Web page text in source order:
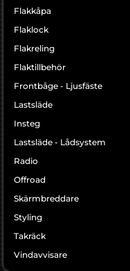
Flakkåpa
Flaklock
Flakreling
Flaktillbehör
Frontbåge - Ljusfäste
Lastsläde
Insteg
Lastsläde - Lådsystem
Radio
Offroad
Skärmbreddare
Styling
Takräck
Vindavvisare